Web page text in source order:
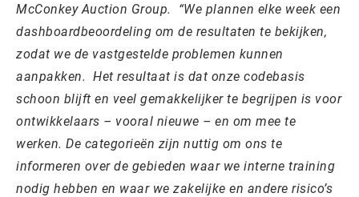
McConkey Auction Group. ​ “We plannen elke week een
dashboardbeoordeling om de resultaten te bekijken,
zodat we de vastgestelde problemen kunnen
aanpakken. ​ Het resultaat is dat onze codebasis
schoon blijft en veel gemakkelijker te begrijpen is voor
ontwikkelaars – vooral nieuwe – en om mee te
werken. De categorieën zijn nuttig om ons te
informeren over de gebieden waar we interne training
nodig hebben en waar we zakelijke en andere risico’s